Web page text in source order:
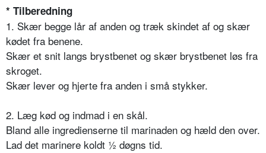
* Tilberedning
1. Skær begge lår af anden og træk skindet af og skær
kødet fra benene.
Skær et snit langs brystbenet og skær brystbenet løs fra
skroget.
Skær lever og hjerte fra anden i små stykker.
2. Læg kød og indmad i en skål.
Bland alle ingredienserne til marinaden og hæld den over.
Lad det marinere koldt ½ døgns tid.